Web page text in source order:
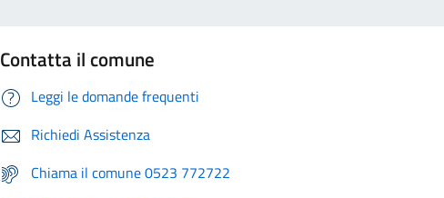
Contatta il comune
Leggi le domande frequenti
Richiedi Assistenza
Chiama il comune 0523 772722